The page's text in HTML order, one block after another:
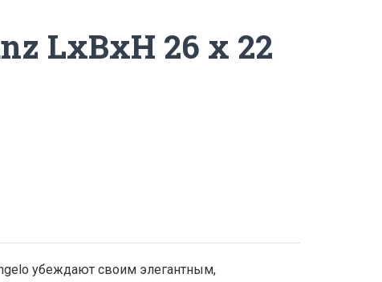
LxBxH 26 x 22
убеждают своим элегантным,